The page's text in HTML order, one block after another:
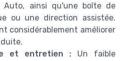
Auto, ainsi qu'une boîte de
ou une direction assistée.
considérablement améliorer
et entretien : Un faible